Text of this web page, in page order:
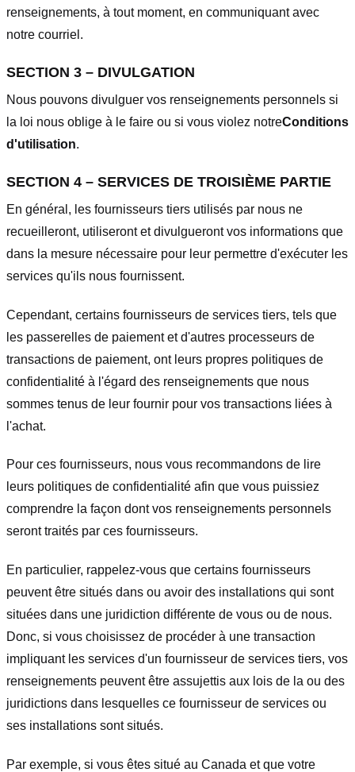
renseignements, à tout moment, en communiquant avec
notre courriel.
SECTION 3 – DIVULGATION
Nous pouvons divulguer vos renseignements personnels si
la loi nous oblige à le faire ou si vous violez notreConditions
d'utilisation.
SECTION 4 – SERVICES DE TROISIÈME PARTIE
En général, les fournisseurs tiers utilisés par nous ne
recueilleront, utiliseront et divulgueront vos informations que
dans la mesure nécessaire pour leur permettre d'exécuter les
services qu'ils nous fournissent.
Cependant, certains fournisseurs de services tiers, tels que
les passerelles de paiement et d'autres processeurs de
transactions de paiement, ont leurs propres politiques de
confidentialité à l'égard des renseignements que nous
sommes tenus de leur fournir pour vos transactions liées à
l'achat.
Pour ces fournisseurs, nous vous recommandons de lire
leurs politiques de confidentialité afin que vous puissiez
comprendre la façon dont vos renseignements personnels
seront traités par ces fournisseurs.
En particulier, rappelez-vous que certains fournisseurs
peuvent être situés dans ou avoir des installations qui sont
situées dans une juridiction différente de vous ou de nous.
Donc, si vous choisissez de procéder à une transaction
impliquant les services d'un fournisseur de services tiers, vos
renseignements peuvent être assujettis aux lois de la ou des
juridictions dans lesquelles ce fournisseur de services ou
ses installations sont situés.
Par exemple, si vous êtes situé au Canada et que votre